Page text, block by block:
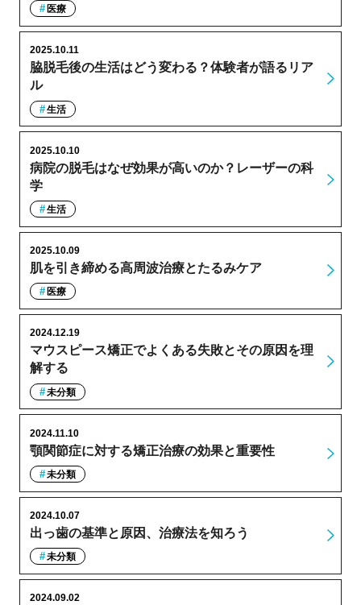
医療
脇脱毛後の生活はどう変わる？体験者が語るリア
ル
2025.10.11
生活
病院の脱毛はなぜ効果が高いのか？レーザーの科
学
2025.10.10
生活
肌を引き締める高周波治療とたるみケア
2025.10.09
医療
マウスピース矯正でよくある失敗とその原因を理
解する
2024.12.19
未分類
顎関節症に対する矯正治療の効果と重要性
2024.11.10
未分類
出っ歯の基準と原因、治療法を知ろう
2024.10.07
未分類
2024.09.02